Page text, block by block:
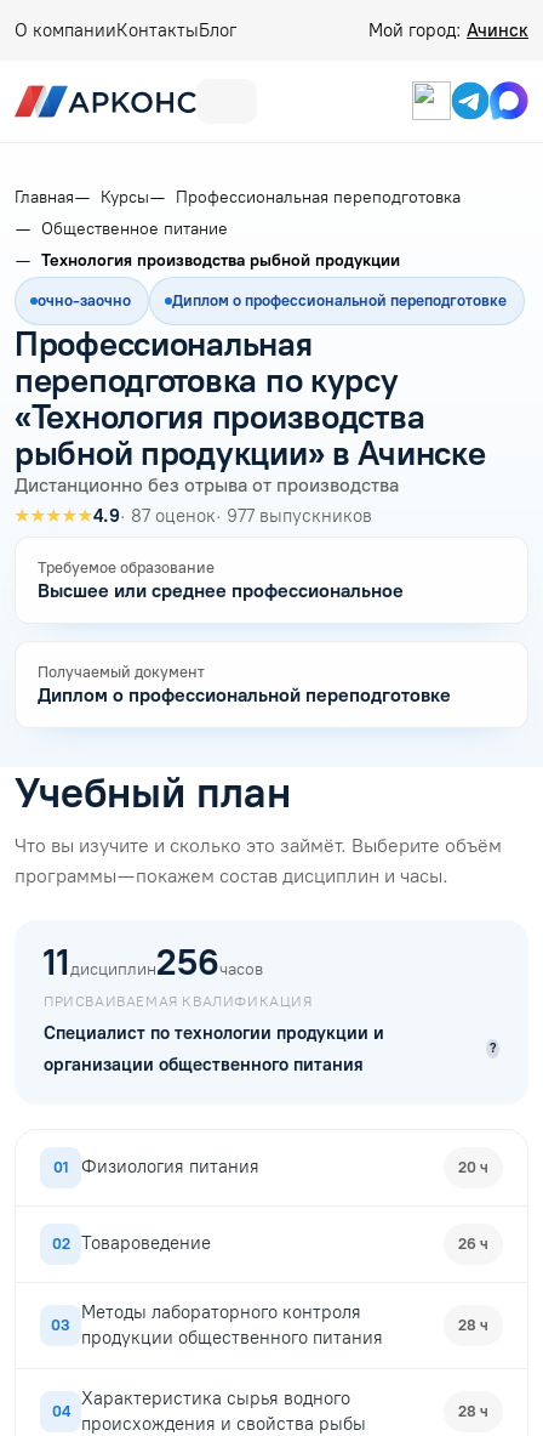
О компанииКонтактыБлог Мой город: Ачинск
Главная Курсы
Профессиональная переподготовка
Общественное питание
Технология производства рыбной продукции
очно-заочно Диплом о профессиональной переподготовке
Профессиональная
переподготовка по курсу
«Технология производства
рыбной продукции» в Ачинске
Дистанционно без отрыва от производства
★★★★★4.9· 87 оценок· 977 выпускников
Требуемое образование
Высшее или среднее профессиональное
Получаемый документ
Диплом о профессиональной переподготовке
Учебный план
Что вы изучите и сколько это займёт. Выберите объём
программы — покажем состав дисциплин и часы.
11дисциплин256часов
ПРИСВАИВАЕМАЯ КВАЛИФИКАЦИЯ
Специалист по технологии продукции и
организации общественного питания
?
01 Физиология питания 20 ч
02 Товароведение 26 ч
03
Методы лабораторного контроля
продукции общественного питания
28 ч
04
Характеристика сырья водного
происхождения и свойства рыбы
28 ч